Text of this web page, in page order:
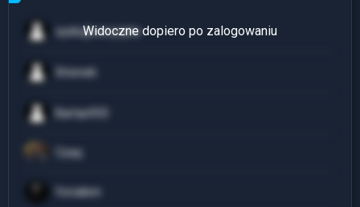
zyskujbezryzyka
Xnionek
Bartas933
Czaq
forsaken